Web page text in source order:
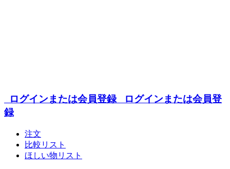
ログインまたは会員登録
ログインまたは会員登
録
注文
比較リスト
ほしい物リスト